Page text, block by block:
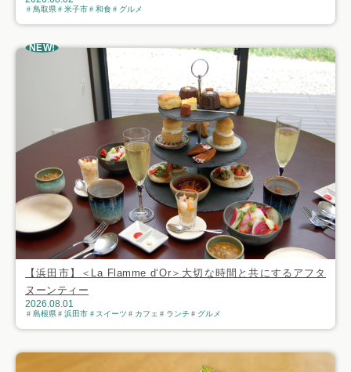
鳥取県 米子市 和食 グルメ
NEW!
【浜田市】＜La Flamme d‘Or＞大切な時間と共にするアフタ
ヌーンティー
2026.08.01
島根県 浜田市 スイーツ カフェ ランチ グルメ